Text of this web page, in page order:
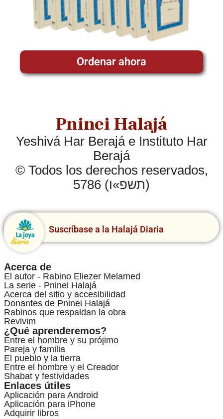
Ordenar ahora
Pninei Halajá
Yeshivá Har Berajá e Instituto Har
Berajá
© Todos los derechos reservados,
5786 (תשפ»ו)
Suscríbase a la Halajá Diaria
Acerca de
El autor - Rabino Eliezer Melamed
La serie - Pninei Halajá
Acerca del sitio y accesibilidad
Donantes de Pninei Halajá
Rabinos que respaldan la obra
Revivim
¿Qué aprenderemos?
Entre el hombre y su prójimo
Pareja y familia
El pueblo y la tierra
Entre el hombre y el Creador
Shabat y festividades
Enlaces útiles
Aplicación para Android
Aplicación para iPhone
Adquirir libros